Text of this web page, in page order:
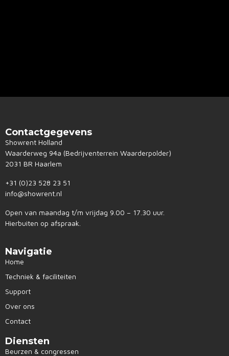
Contactgegevens
Showrent Holland
Waarderweg 94a (Bedrijventerrein Waarderpolder)
2031 BR Haarlem
+31 (0)23 528 23 51
info@showrent.nl
Open van maandag t/m vrijdag 9.00 – 17.30 uur.
Hierbuiten op afspraak.
Navigatie
Home
Techniek & faciliteiten
Support
Over ons
Contact
Diensten
Beurzen & congressen